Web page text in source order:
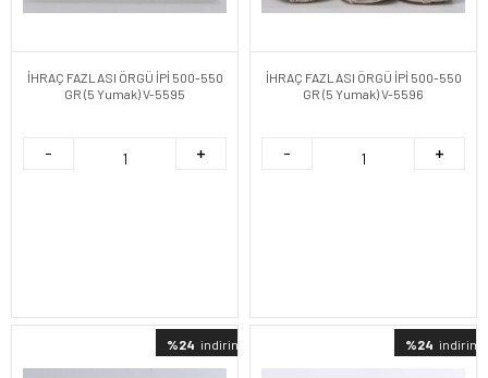
İHRAÇ FAZLASI ÖRGÜ İPİ 500-550
GR (5 Yumak) V-5595
İHRAÇ FAZLASI ÖRGÜ İPİ 500-550
GR (5 Yumak) V-5596
%24 indirimli %24 indirimli